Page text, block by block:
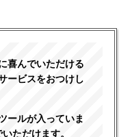
喜んでいただける
ービスをおつけし
ールが入っていま
ただけます。